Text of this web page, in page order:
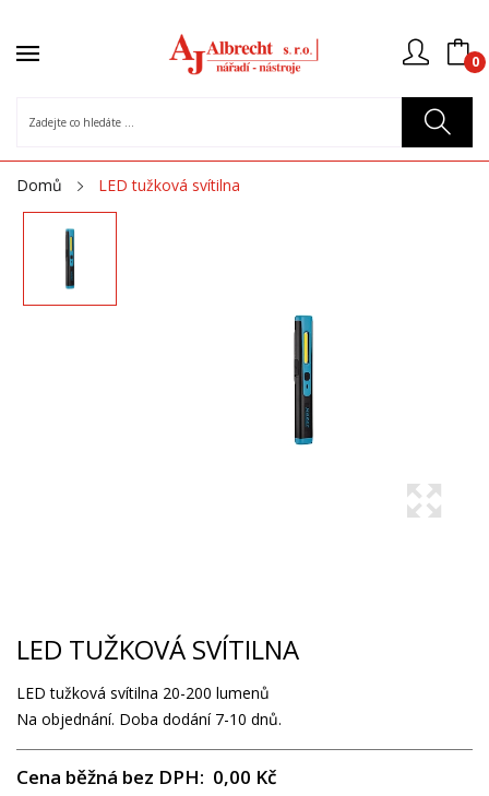
0
Domů LED tužková svítilna
LED TUŽKOVÁ SVÍTILNA
LED tužková svítilna 20-200 lumenů
Na objednání. Doba dodání 7-10 dnů.
Cena běžná bez DPH: 0,00 Kč